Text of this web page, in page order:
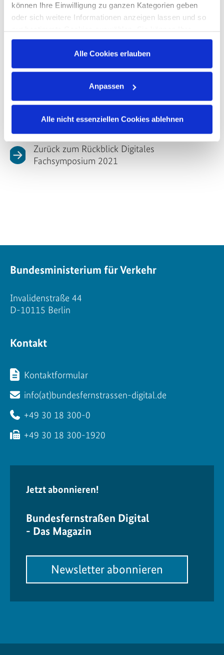
können Ihre Einwilligung zu ganzen Kategorien geben
oder sich weitere Informationen anzeigen lassen und so
Einwilligung jederzeit mit Wirkung für die Zukunft
widerrufen. Weitere Einzelheiten zur Einwilligung und
zum Widerruf (z.B. wo und wie Sie Ihren Widerruf
Datenschutzerklärung|Impressum
Alle Cookies erlauben
Anpassen
Alle nicht essenziellen Cookies ablehnen
Service kann Daten zu Ihren Aktivitäten sammeln.
YouTube) zu, um diese Inhalte anzuzeigen.
Zurück zum Rückblick Digitales
Fachsymposium 2021
Bundesministerium für Verkehr
Invalidenstraße 44
D-10115 Berlin
Kontakt
Kontaktformular
info(at)bundesfernstrassen-digital.de
+49 30 18 300-0
+49 30 18 300-1920
Jetzt abonnieren!
Bundesfernstraßen Digital
- Das Magazin
Newsletter abonnieren